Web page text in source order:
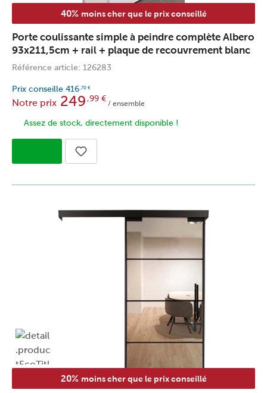
40% moins cher que le prix conseillé
Porte coulissante simple à peindre complète Albero
93x211,5cm + rail + plaque de recouvrement blanc
Référence article: 126283
Prix conseille 416 ,70 €
Notre prix 249,99€
/ ensemble
Assez de stock, directement disponible !
20% moins cher que le prix conseillé